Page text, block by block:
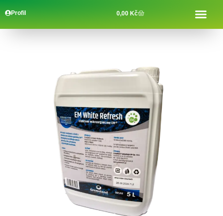
0,00 Kč
Profil